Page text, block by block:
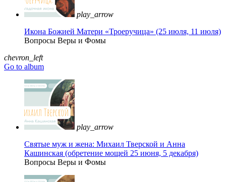
play_arrow
Икона Божией Матери «Троеручица» (25 июля, 11 июля)
Вопросы Веры и Фомы
chevron_left
Go to album
play_arrow
Святые муж и жена: Михаил Тверской и Анна
Кашинская (обретение мощей 25 июня, 5 декабря)
Вопросы Веры и Фомы